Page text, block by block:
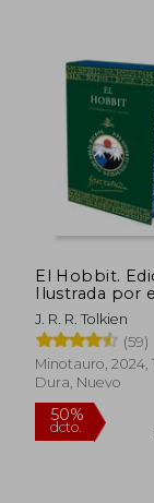
50%
El Hobbit.
Ilustrada por
J. R. R. Tolkien
(59)
Minotauro, 2024,
Dura, Nuevo